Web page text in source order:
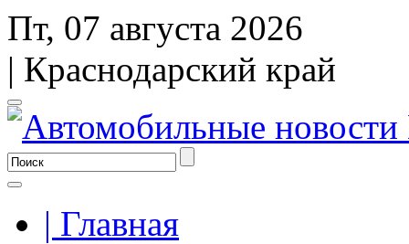
Пт, 07 августа 2026
| Краснодарский край
| Главная